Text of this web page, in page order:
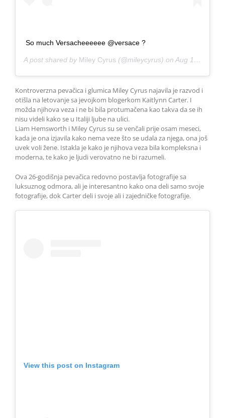
So much Versacheeeeee @versace ?
A post shared by Miley Cyrus (@mileycyrus) on Aug 10, 2019 at 6:42am PDT
Kontroverzna pevačica i glumica Miley Cyrus najavila je razvod i
otišla na letovanje sa jevojkom blogerkom Kaitlynn Carter. I
možda njihova veza i ne bi bila protumačena kao takva da se ih
nisu videli kako se u Italiji ljube na ulici.
Liam Hemsworth i Miley Cyrus su se venčali prije osam meseci,
kada je ona izjavila kako nema veze što se udala za njega, ona još
uvek voli žene. Istakla je kako je njihova veza bila kompleksna i
moderna, te kako je ljudi verovatno ne bi razumeli.
Ova 26-godišnja pevačica redovno postavlja fotografije sa
luksuznog odmora, ali je interesantno kako ona deli samo svoje
fotografije, dok Carter deli i svoje ali i zajedničke fotografije.
View this post on Instagram